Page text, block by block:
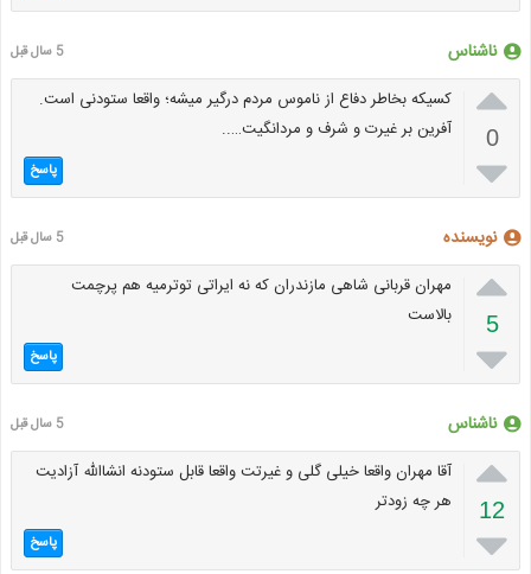
ناشناس 5 سال قبل

0

کسیکه بخاطر دفاع از ناموس مردم درگیر میشه؛ واقعا ستودنی است.
آفرین بر غیرت و شرف و مردانگیت…..
پاسخ
نویسنده 5 سال قبل

5

مهران قربانی شاهی مازندران که نه ایراتی توترمیه هم پرچمت
بالاست
پاسخ
ناشناس 5 سال قبل

12

آقا مهران واقعا خیلی گلی و غیرتت واقعا قابل ستودنه انشاالله آزادیت
هر چه زودتر
پاسخ